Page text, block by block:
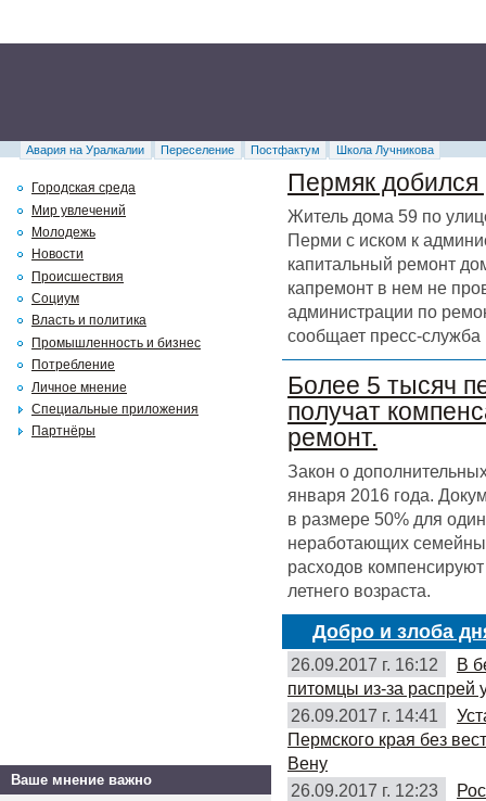
Авария на Уралкалии Переселение Постфактум Школа Лучникова
Пермяк добился
Житель дома 59 по
Перми с иском к
капитальный ремонт
капремонт в нем не
администрации по
сообщает пресс-служба
Более 5 тысяч
получат
ремонт.
Закон о
января 2016 года.
в размере 50% для
неработающих
расходов
летнего возраста.
Добро и злоба
26.09.2017 г. 16:12
В
питомцы из-за распрей
26.09.2017 г. 14:41
Пермского края без
Вену
26.09.2017 г. 12:23
Городская среда
Мир увлечений
Молодежь
Новости
Происшествия
Социум
Власть и политика
Промышленность и бизнес
Потребление
Личное мнение
Специальные приложения
Партнёры
Ваше мнение важно